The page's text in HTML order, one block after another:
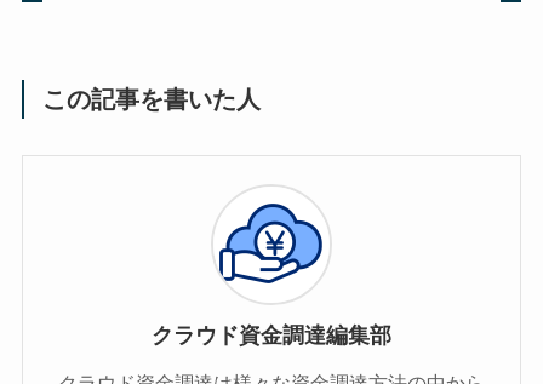
この記事を書いた人
クラウド資金調達編集部